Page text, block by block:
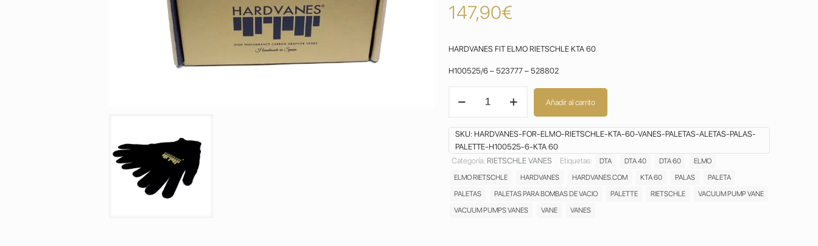
147,90€
HARDVANES FIT ELMO RIETSCHLE KTA 60
H100525/6 – 523777 – 528802
ELMO
KTA
60
VANES
ASPAS
ALETAS
CARBON
Añadir al carrito
SKU: HARDVANES-FOR-ELMO-RIETSCHLE-KTA-60-VANES-PALETAS-ALETAS-PALAS-
PALETTE-H100525-6-KTA 60
Categoría: RIETSCHLE VANES Etiquetas: DTA DTA 40 DTA 60
ELMO
ELMO RIETSCHLE
HARDVANES HARDVANES.COM KTA 60 PALAS
PALETA
PALETAS
PALETAS PARA BOMBAS DE VACIO PALETTE RIETSCHLE
VACUUM PUMP VANE
VACUUM PUMPS VANES
VANE VANES